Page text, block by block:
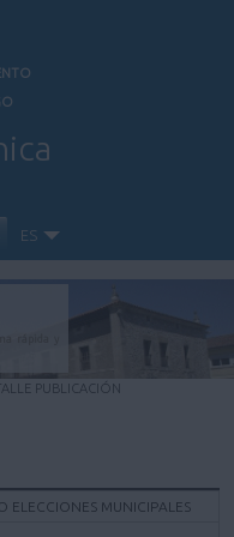
ES
PUBLICACIÓN
ELECCIONES MUNICIPALES